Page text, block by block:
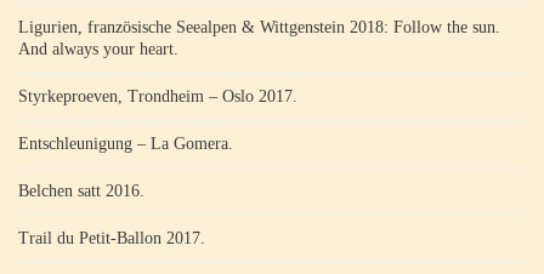
Ligurien, französische Seealpen & Wittgenstein 2018: Follow the sun.
And always your heart.
Styrkeproeven, Trondheim – Oslo 2017.
Entschleunigung – La Gomera.
Belchen satt 2016.
Trail du Petit-Ballon 2017.